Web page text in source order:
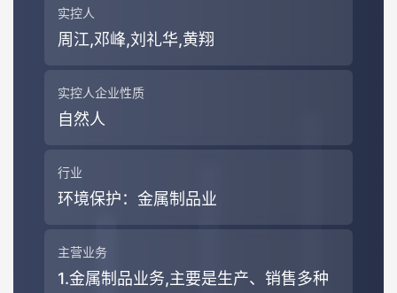
实控人
周江,邓峰,刘礼华,黄翔
实控人企业性质
自然人
行业
环境保护：金属制品业
主营业务
1.金属制品业务,主要是生产、销售多种